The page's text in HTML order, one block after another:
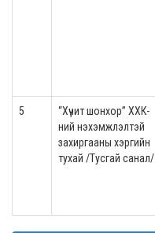
5
“Хүчит шонхор” ХХК-
ний нэхэмжлэлтэй
захиргааны хэргийн
тухай /Тусгай санал/